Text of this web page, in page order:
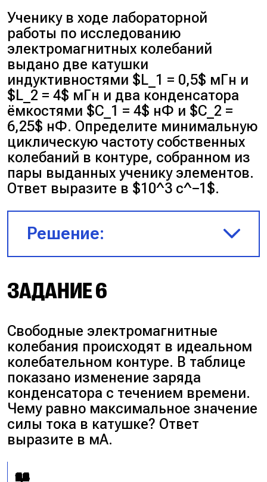
$T = 2\pi\sqrt{LC}$
$T_1 = 2\pi\sqrt{LC}$
$T_2 = 2\pi\sqrt{\frac{L}{9} \cdot
4C} = \sqrt{\frac{4}{9}} \cdot
2\pi\sqrt{LC} = \frac{2}{3}T_1$
$\frac{T_1}{T_2} = \frac{3}{2} =
1,5$
Ученику в ходе лабораторной
работы по исследованию
электромагнитных колебаний
выдано две катушки
индуктивностями $L_1 = 0,5$ мГн и
$L_2 = 4$ мГн и два конденсатора
ёмкостями $C_1 = 4$ нФ и $C_2 =
6,25$ нФ. Определите минимальную
циклическую частоту собственных
колебаний в контуре, собранном из
пары выданных ученику элементов.
Ответ выразите в $10^3 с^−1$.
Решение:
По формуле $\downarrow \omega
= \frac{2\pi}{T \uparrow}$
частота минимальна тогда,
когда период колебаний
принимает максимальное
значение.
$\omega = \frac{2\pi}{T} =
\frac{2\pi}
{2\pi\sqrt{L_{max}C_{max}}} =
\frac{1}{\sqrt{4 \cdot 10^{−3}
ЗАДАНИЕ 6
Свободные электромагнитные
колебания происходят в идеальном
колебательном контуре. В таблице
показано изменение заряда
конденсатора с течением времени.
Чему равно максимальное значение
силы тока в катушке? Ответ
выразите в мА.
t,
0
4
8
12
16
20
24
28
32
36